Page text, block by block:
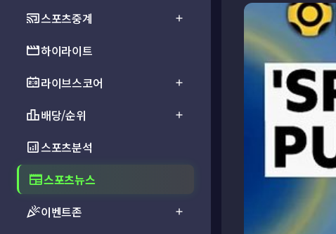
cast_connected스포츠중계 add
movie하이라이트
scoreboard라이브스코어 add
leaderboard배당/순위 add
analytics스포츠분석
newspaper스포츠뉴스
celebration이벤트존 add